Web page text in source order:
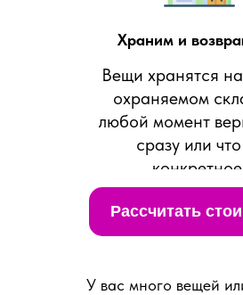
Храним и
Вещи хранятся
охраняемом
любой момент
сразу или
конкретное.
У вас много вещей
Рассчитать